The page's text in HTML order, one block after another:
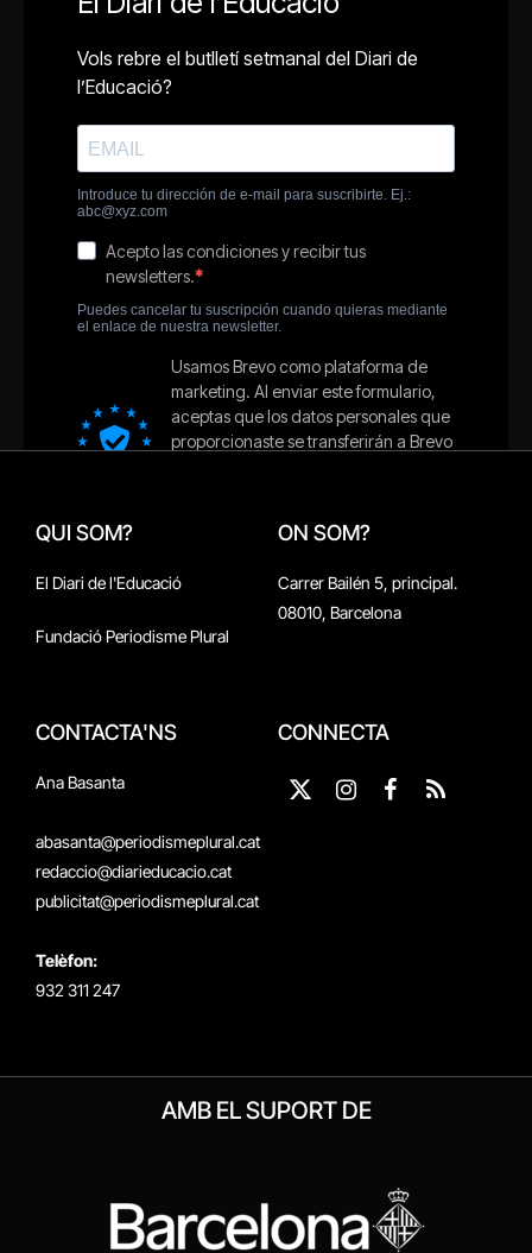
QUI SOM?
El Diari de l'Educació
Fundació Periodisme Plural
ON SOM?
Carrer Bailén 5, principal.
08010, Barcelona
CONTACTA'NS
Ana Basanta
abasanta@periodismeplural.cat
redaccio@diarieducacio.cat
publicitat@periodismeplural.cat
Telèfon:
932 311 247
CONNECTA
X
InstagramFacebook
RSS
AMB EL SUPORT DE